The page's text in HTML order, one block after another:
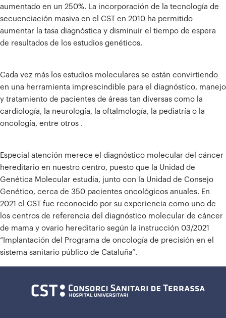
aumentado en un 250%. La incorporación de la tecnología de
secuenciación masiva en el CST en 2010 ha permitido
aumentar la tasa diagnóstica y disminuir el tiempo de espera
de resultados de los estudios genéticos.
Cada vez más los estudios moleculares se están convirtiendo
en una herramienta imprescindible para el diagnóstico, manejo
y tratamiento de pacientes de áreas tan diversas como la
cardiología, la neurología, la oftalmología, la pediatría o la
oncología, entre otros .
Especial atención merece el diagnóstico molecular del cáncer
hereditario en nuestro centro, puesto que la Unidad de
Genética Molecular estudia, junto con la Unidad de Consejo
Genético, cerca de 350 pacientes oncológicos anuales. En
2021 el CST fue reconocido por su experiencia como uno de
los centros de referencia del diagnóstico molecular de cáncer
de mama y ovario hereditario según la instrucción 03/2021
“Implantación del Programa de oncología de precisión en el
sistema sanitario público de Cataluña”.